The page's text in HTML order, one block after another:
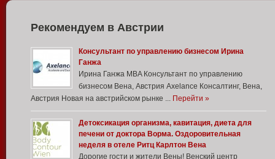
Рекомендуем в Австрии
Консультант по управлению бизнесом Ирина
Ганжа
Ирина Ганжа MBA Консультант по управлению
бизнесом Вена, Австрия Axelance Консалтинг, Вена,
Австрия Новая на австрийском рынке ... Перейти »
Детоксикация организма, кавитация, диета для
печени от доктора Ворма. Оздоровительная
неделя в отеле Ритц Карлтон Вена
Дорогие гости и жители Вены! Венский центр